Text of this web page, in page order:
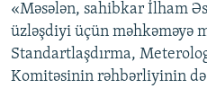
«Məsələn, sahibkar İlham
üzləşdiyi üçün məhkəməyə
Standartlaşdırma,
Komitəsinin rəhbərliyinin də